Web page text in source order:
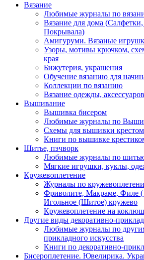
Вязание
Любимые журналы по
Вязание для дома
Покрывала)
Амигуруми. Вязаные
Узоры, мотивы крючком,
края
Бижутерия, украшения
Обучение вязанию для
Коллекции по вязанию
Вязание одежды, аксессуаров
Вышивание
Вышивка бисером
Любимые журналы по
Схемы для вышивки крестом
Книги по вышивке
Шитье, пэчворк
Любимые журналы по
Мягкие игрушки, куклы,
Кружевоплетение
Журналы по
Фриволите, Макраме, Филе
Игольное (Шитое) кружево
Кружевоплетение на
Другие виды декоративно-
Любимые журналы по
прикладного искусства
Книги по декоративно-
Бисероплетение. Ювелирика.